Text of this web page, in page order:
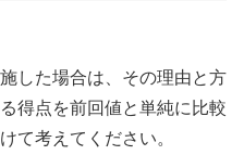
した場合は、その理由と方
得点を前回値と単純に比較
て考えてください。